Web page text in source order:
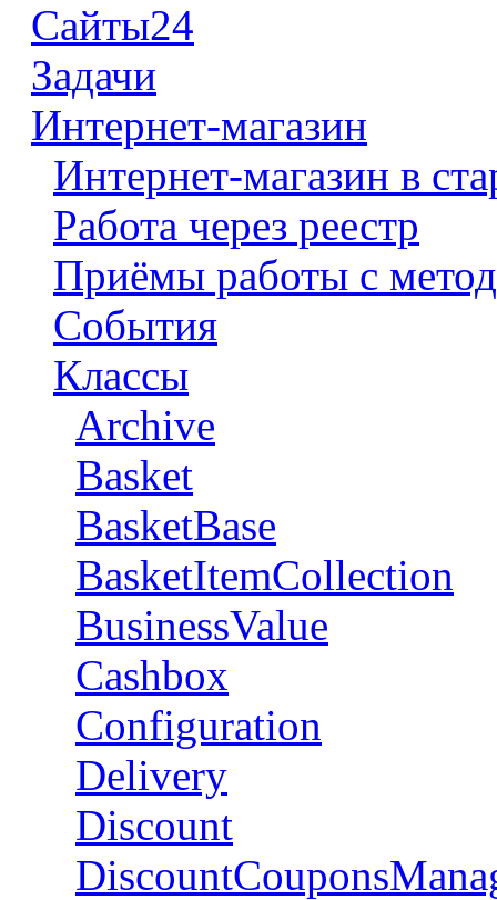
Сайты24
Задачи
Интернет-магазин
Интернет-магазин в
Работа через реестр
Приёмы работы с
События
Классы
Archive
Basket
BasketBase
BasketItemCollection
BusinessValue
Cashbox
Configuration
Delivery
Discount